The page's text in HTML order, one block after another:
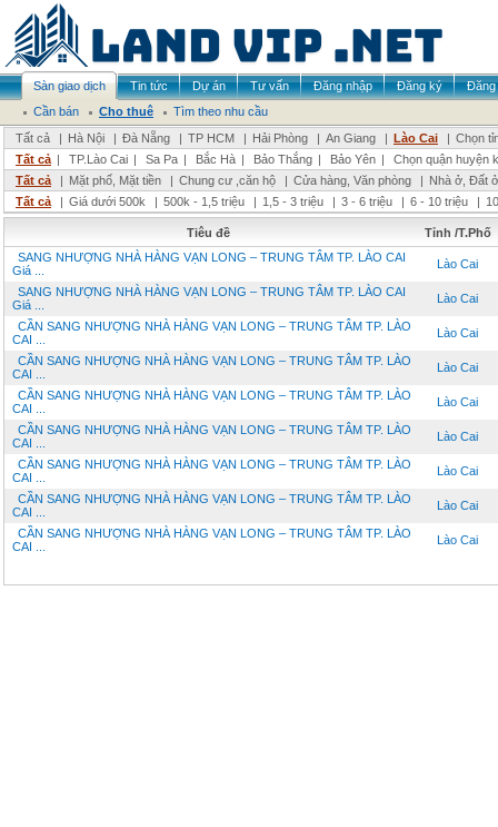
Sàn giao dịch Tin tức Dự án Tư vấn Đăng nhập Đăng ký
Đăng
Cần bán
Cho thuê
Tìm theo nhu cầu
Tất cả
| Hà Nội | Đà Nẵng | TP HCM | Hải Phòng | An Giang | Lào Cai | Chọn
Tất cả | TP.Lào Cai | Sa Pa | Bắc Hà | Bảo Thắng | Bảo Yên |
Chọn quận huyện
Tất cả
| Mặt phố, Mặt tiền | Chung cư ,căn hộ | Cửa hàng, Văn phòng | Nhà ở, Đất ở
Tất cả
| Giá dưới 500k | 500k - 1,5 triệu | 1,5 - 3 triệu | 3 - 6 triệu | 6 - 10 triệu |
Tiêu đề
Tỉnh /T.Phố
SANG NHƯỢNG NHÀ HÀNG VẠN LONG – TRUNG TÂM TP. LÀO CAI
Giá ...
Lào Cai
SANG NHƯỢNG NHÀ HÀNG VẠN LONG – TRUNG TÂM TP. LÀO CAI
Giá ...
Lào Cai
CẦN SANG NHƯỢNG NHÀ HÀNG VẠN LONG – TRUNG TÂM TP. LÀO
CAI ...
Lào Cai
CẦN SANG NHƯỢNG NHÀ HÀNG VẠN LONG – TRUNG TÂM TP. LÀO
CAI ...
Lào Cai
CẦN SANG NHƯỢNG NHÀ HÀNG VẠN LONG – TRUNG TÂM TP. LÀO
CAI ...
Lào Cai
CẦN SANG NHƯỢNG NHÀ HÀNG VẠN LONG – TRUNG TÂM TP. LÀO
CAI ...
Lào Cai
CẦN SANG NHƯỢNG NHÀ HÀNG VẠN LONG – TRUNG TÂM TP. LÀO
CAI ...
Lào Cai
CẦN SANG NHƯỢNG NHÀ HÀNG VẠN LONG – TRUNG TÂM TP. LÀO
CAI ...
Lào Cai
CẦN SANG NHƯỢNG NHÀ HÀNG VẠN LONG – TRUNG TÂM TP. LÀO
CAI ...
Lào Cai